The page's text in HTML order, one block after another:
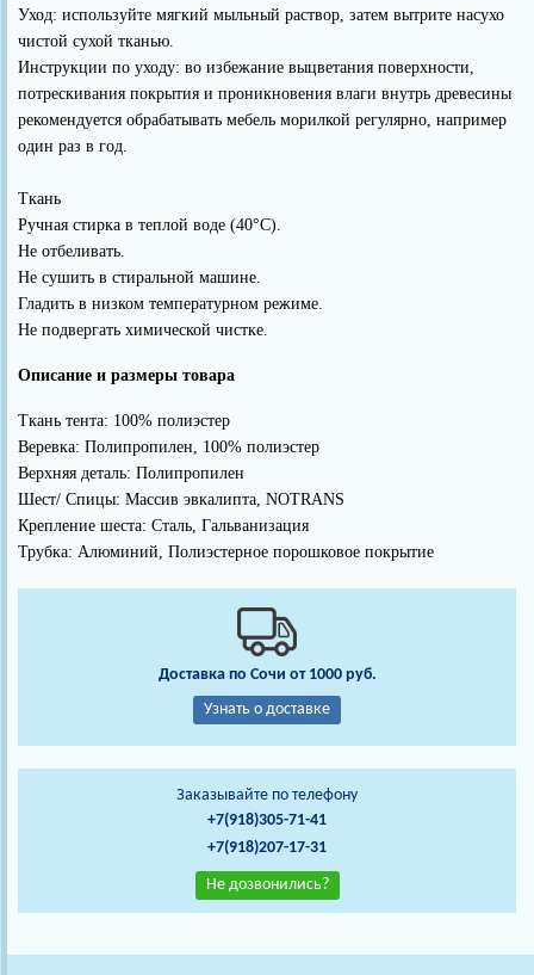
Уход: используйте мягкий мыльный раствор, затем вытрите насухо
чистой сухой тканью.
Инструкции по уходу: во избежание выцветания поверхности,
потрескивания покрытия и проникновения влаги внутрь древесины
рекомендуется обрабатывать мебель морилкой регулярно, например
один раз в год.
Ткань
Ручная стирка в теплой воде (40°C).
Не отбеливать.
Не сушить в стиральной машине.
Гладить в низком температурном режиме.
Не подвергать химической чистке.
Описание и размеры товара
Ткань тента: 100% полиэстер
Веревка: Полипропилен, 100% полиэстер
Верхняя деталь: Полипропилен
Шест/ Спицы: Массив эвкалипта, NOTRANS
Крепление шеста: Сталь, Гальванизация
Трубка: Алюминий, Полиэстерное порошковое покрытие
Доставка по Сочи от 1000 руб.
Узнать о доставке
Заказывайте по телефону
+7(918)305-71-41
+7(918)207-17-31
Не дозвонились?